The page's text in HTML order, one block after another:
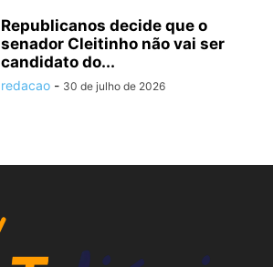
Republicanos decide que o
senador Cleitinho não vai ser
candidato do...
redacao - 30 de julho de 2026